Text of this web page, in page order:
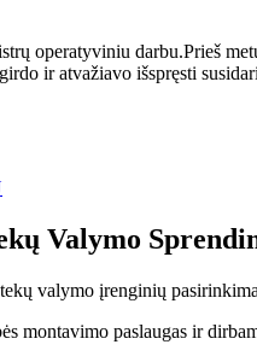
operatyviniu darbu.Prieš
ir atvažiavo išspręsti
Valymo
valymo įrenginių
montavimo paslaugas ir